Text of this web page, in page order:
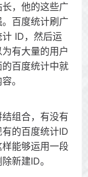
，他的这些广
百度统计刷广
ID，然后运
有大量的用户
百度统计中就
。
组合，有没有
的百度统计ID
能够运用一段
新建ID。